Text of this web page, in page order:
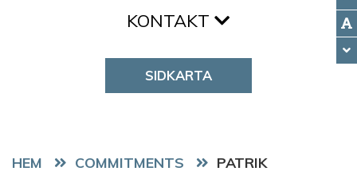
KONTAKT
SIDKARTA
HEM COMMITMENTS
PATRIK